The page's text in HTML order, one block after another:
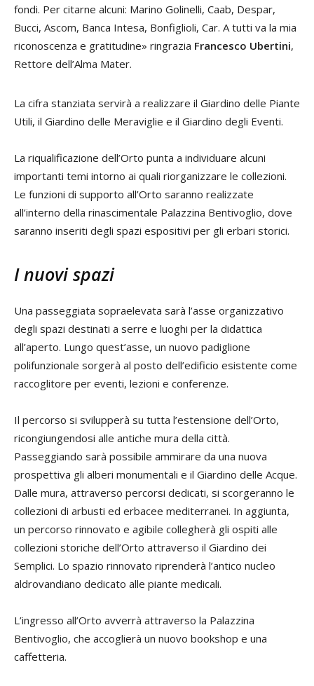
fondi. Per citarne alcuni: Marino Golinelli, Caab, Despar,
Bucci, Ascom, Banca Intesa, Bonfiglioli, Car. A tutti va la mia
riconoscenza e gratitudine» ringrazia Francesco Ubertini,
Rettore dell’Alma Mater.
La cifra stanziata servirà a realizzare il Giardino delle Piante
Utili, il Giardino delle Meraviglie e il Giardino degli Eventi.
La riqualificazione dell’Orto punta a individuare alcuni
importanti temi intorno ai quali riorganizzare le collezioni.
Le funzioni di supporto all’Orto saranno realizzate
all’interno della rinascimentale Palazzina Bentivoglio, dove
saranno inseriti degli spazi espositivi per gli erbari storici.
I nuovi spazi
Una passeggiata sopraelevata sarà l’asse organizzativo
degli spazi destinati a serre e luoghi per la didattica
all’aperto. Lungo quest’asse, un nuovo padiglione
polifunzionale sorgerà al posto dell’edificio esistente come
raccoglitore per eventi, lezioni e conferenze.
Il percorso si svilupperà su tutta l’estensione dell’Orto,
ricongiungendosi alle antiche mura della città.
Passeggiando sarà possibile ammirare da una nuova
prospettiva gli alberi monumentali e il Giardino delle Acque.
Dalle mura, attraverso percorsi dedicati, si scorgeranno le
collezioni di arbusti ed erbacee mediterranei. In aggiunta,
un percorso rinnovato e agibile collegherà gli ospiti alle
collezioni storiche dell’Orto attraverso il Giardino dei
Semplici. Lo spazio rinnovato riprenderà l’antico nucleo
aldrovandiano dedicato alle piante medicali.
L’ingresso all’Orto avverrà attraverso la Palazzina
Bentivoglio, che accoglierà un nuovo bookshop e una
caffetteria.